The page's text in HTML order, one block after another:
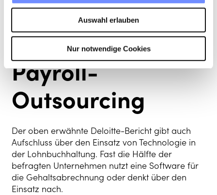
Auswahl erlauben
Nur notwendige Cookies
Einsatz von
Technologie das
Payroll-
Outsourcing
Der oben erwähnte Deloitte-Bericht gibt auch
Aufschluss über den Einsatz von Technologie in
der Lohnbuchhaltung. Fast die Hälfte der
befragten Unternehmen nutzt eine Software für
die Gehaltsabrechnung oder denkt über den
Einsatz nach.